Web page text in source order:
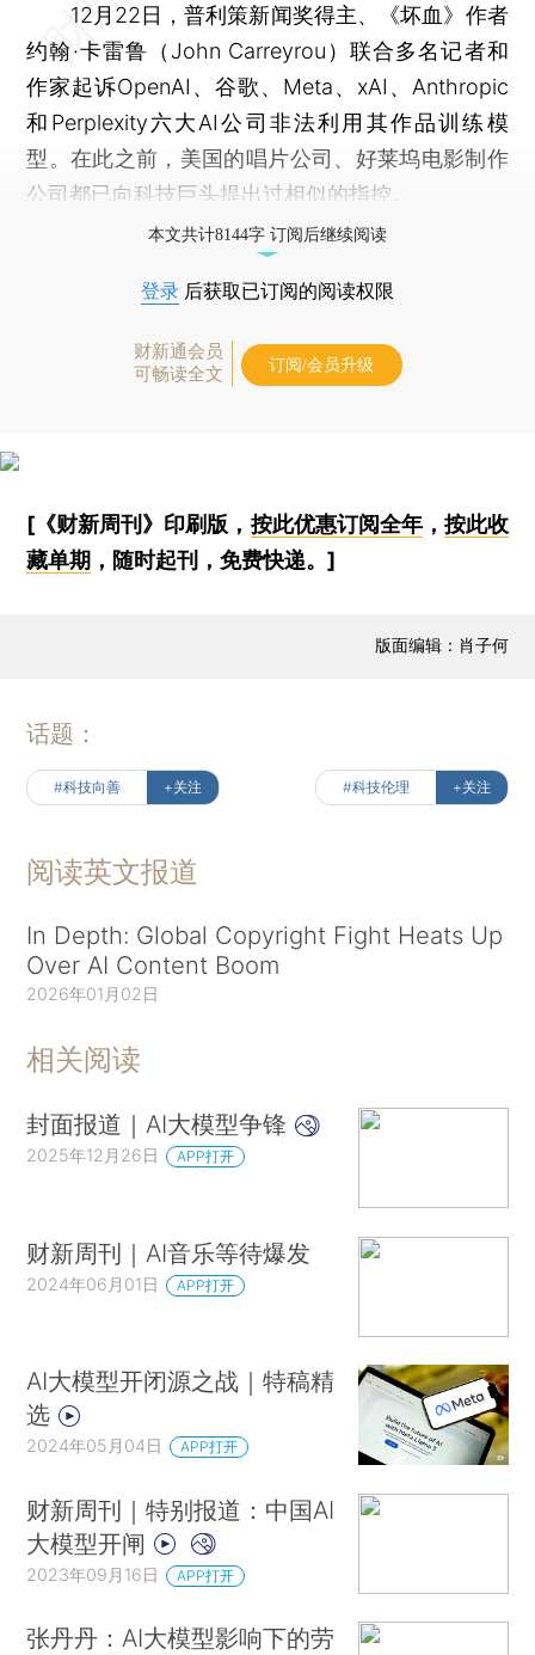
12月22日，普利策新闻奖得主、《坏血》作者
约翰·卡雷鲁（John Carreyrou）联合多名记者和
作家起诉OpenAI、谷歌、Meta、xAI、Anthropic
和Perplexity六大AI公司非法利用其作品训练模
型。在此之前，美国的唱片公司、好莱坞电影制作
公司都已向科技巨头提出过相似的指控。
本文共计8144字 订阅后继续阅读
登录 后获取已订阅的阅读权限
财新通会员
可畅读全文
订阅/会员升级
[《财新周刊》印刷版， 按此优惠订阅全年， 按此收
藏单期 ，随时起刊，免费快递。]
版面编辑：肖子何
话题：
#科技向善 +关注 #科技伦理 +关注
阅读英文报道
In Depth: Global Copyright Fight Heats Up
Over AI Content Boom
2026年01月02日
相关阅读
封面报道｜AI大模型争锋
2025年12月26日 APP打开
财新周刊｜AI音乐等待爆发
2024年06月01日 APP打开
AI大模型开闭源之战｜特稿精
选
2024年05月04日 APP打开
财新周刊｜特别报道：中国AI
大模型开闸
2023年09月16日 APP打开
张丹丹：AI大模型影响下的劳